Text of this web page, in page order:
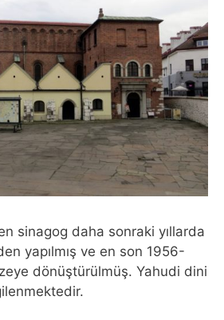
sinagog daha sonraki yıllarda
yapılmış ve en son 1956-
dönüştürülmüş. Yahudi dini